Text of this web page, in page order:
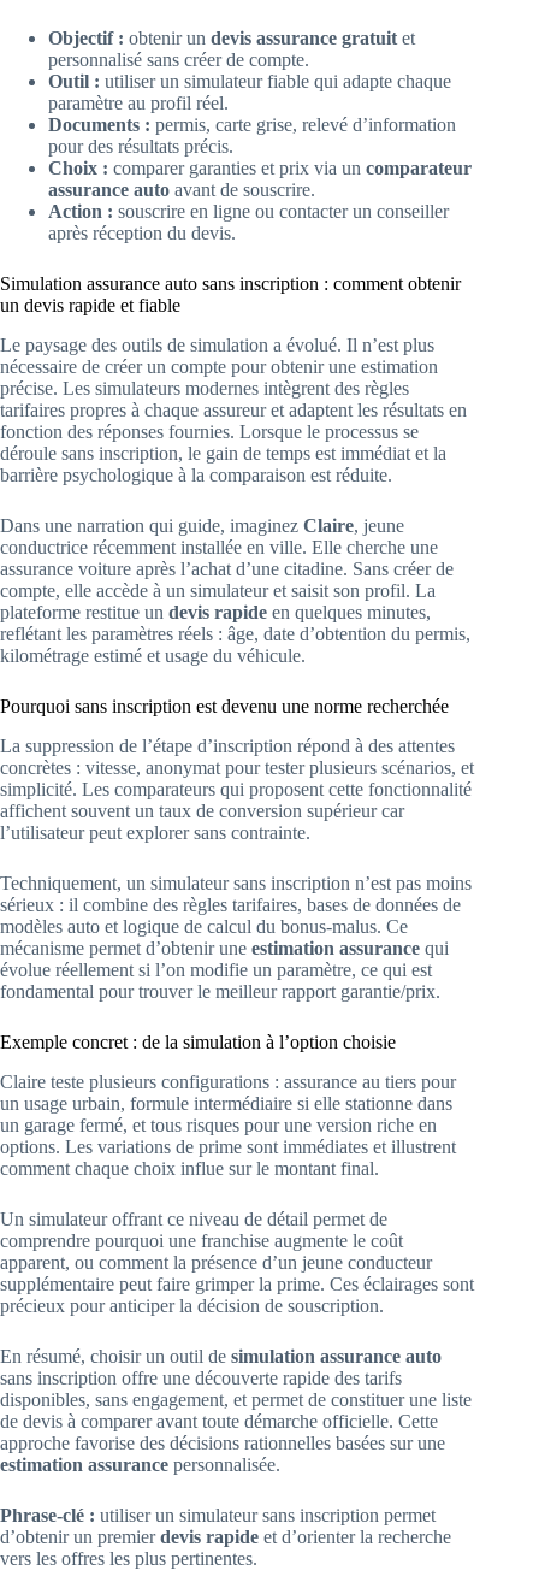
Objectif : obtenir un devis assurance gratuit et
personnalisé sans créer de compte.
Outil : utiliser un simulateur fiable qui adapte chaque
paramètre au profil réel.
Documents : permis, carte grise, relevé d’information
pour des résultats précis.
Choix : comparer garanties et prix via un comparateur
assurance auto avant de souscrire.
Action : souscrire en ligne ou contacter un conseiller
après réception du devis.
Simulation assurance auto sans inscription : comment obtenir
un devis rapide et fiable
Le paysage des outils de simulation a évolué. Il n’est plus
nécessaire de créer un compte pour obtenir une estimation
précise. Les simulateurs modernes intègrent des règles
tarifaires propres à chaque assureur et adaptent les résultats en
fonction des réponses fournies. Lorsque le processus se
déroule sans inscription, le gain de temps est immédiat et la
barrière psychologique à la comparaison est réduite.
Dans une narration qui guide, imaginez Claire, jeune
conductrice récemment installée en ville. Elle cherche une
assurance voiture après l’achat d’une citadine. Sans créer de
compte, elle accède à un simulateur et saisit son profil. La
plateforme restitue un devis rapide en quelques minutes,
reflétant les paramètres réels : âge, date d’obtention du permis,
kilométrage estimé et usage du véhicule.
Pourquoi sans inscription est devenu une norme recherchée
La suppression de l’étape d’inscription répond à des attentes
concrètes : vitesse, anonymat pour tester plusieurs scénarios, et
simplicité. Les comparateurs qui proposent cette fonctionnalité
affichent souvent un taux de conversion supérieur car
l’utilisateur peut explorer sans contrainte.
Techniquement, un simulateur sans inscription n’est pas moins
sérieux : il combine des règles tarifaires, bases de données de
modèles auto et logique de calcul du bonus-malus. Ce
mécanisme permet d’obtenir une estimation assurance qui
évolue réellement si l’on modifie un paramètre, ce qui est
fondamental pour trouver le meilleur rapport garantie/prix.
Exemple concret : de la simulation à l’option choisie
Claire teste plusieurs configurations : assurance au tiers pour
un usage urbain, formule intermédiaire si elle stationne dans
un garage fermé, et tous risques pour une version riche en
options. Les variations de prime sont immédiates et illustrent
comment chaque choix influe sur le montant final.
Un simulateur offrant ce niveau de détail permet de
comprendre pourquoi une franchise augmente le coût
apparent, ou comment la présence d’un jeune conducteur
supplémentaire peut faire grimper la prime. Ces éclairages sont
précieux pour anticiper la décision de souscription.
En résumé, choisir un outil de simulation assurance auto
sans inscription offre une découverte rapide des tarifs
disponibles, sans engagement, et permet de constituer une liste
de devis à comparer avant toute démarche officielle. Cette
approche favorise des décisions rationnelles basées sur une
estimation assurance personnalisée.
Phrase-clé : utiliser un simulateur sans inscription permet
d’obtenir un premierdevis rapide et d’orienter la recherche
vers les offres les plus pertinentes.